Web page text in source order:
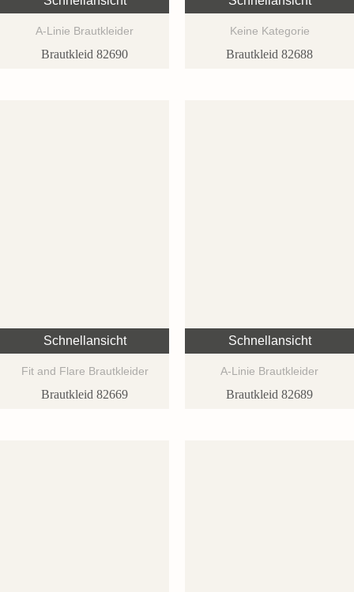
A-Linie Brautkleider
Brautkleid 82690
Keine Kategorie
Brautkleid 82688
Schnellansicht
Fit and Flare Brautkleider
Brautkleid 82669
Schnellansicht
A-Linie Brautkleider
Brautkleid 82689